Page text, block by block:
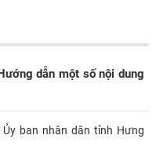
dẫn một số nội dung
Ủy ban nhân dân tỉnh Hưng